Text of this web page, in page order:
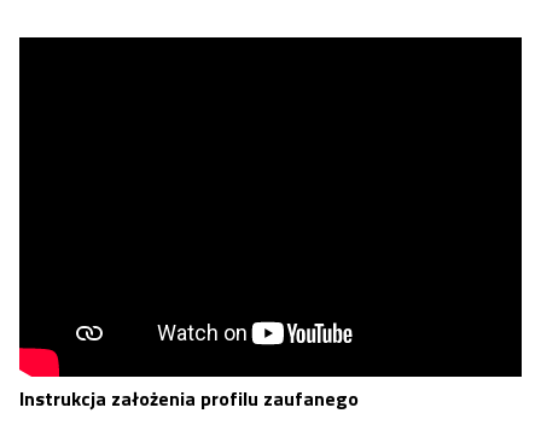
Instrukcja założenia profilu zaufanego